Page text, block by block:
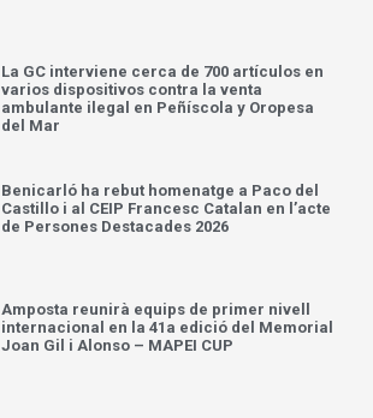
La GC interviene cerca de 700 artículos en
varios dispositivos contra la venta
ambulante ilegal en Peñíscola y Oropesa
del Mar
Benicarló ha rebut homenatge a Paco del
Castillo i al CEIP Francesc Catalan en l’acte
de Persones Destacades 2026
Amposta reunirà equips de primer nivell
internacional en la 41a edició del Memorial
Joan Gil i Alonso – MAPEI CUP